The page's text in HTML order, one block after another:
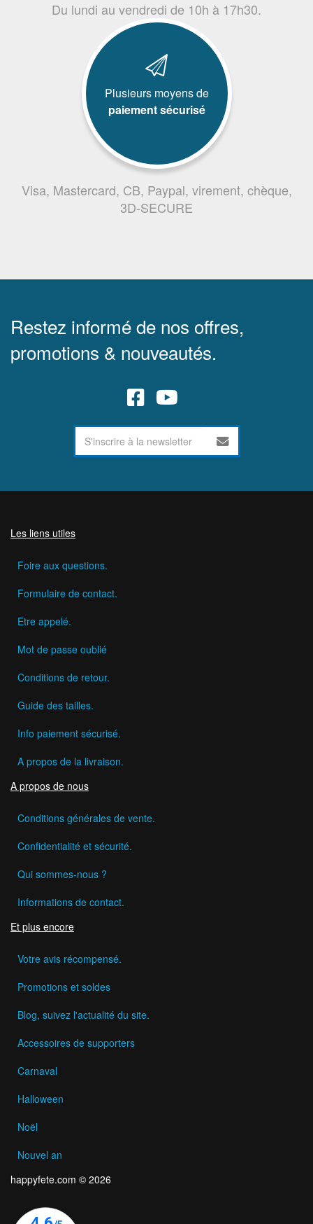
Du lundi au vendredi de 10h à 17h30.
Plusieurs moyens de
paiement sécurisé
Visa, Mastercard, CB, Paypal, virement, chèque,
3D-SECURE
Restez informé de nos offres,
promotions & nouveautés.
Les liens utiles
Foire aux questions.
Formulaire de contact.
Etre appelé.
Mot de passe oublié
Conditions de retour.
Guide des tailles.
Info paiement sécurisé.
A propos de la livraison.
A propos de nous
Conditions générales de vente.
Confidentialité et sécurité.
Qui sommes-nous ?
Informations de contact.
Et plus encore
Votre avis récompensé.
Promotions et soldes
Blog, suivez l'actualité du site.
Accessoires de supporters
Carnaval
Halloween
Noël
Nouvel an
happyfete.com © 2026